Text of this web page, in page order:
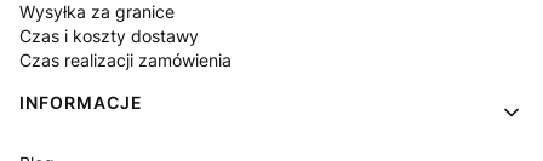
Wysyłka za granice
Czas i koszty dostawy
Czas realizacji zamówienia
INFORMACJE